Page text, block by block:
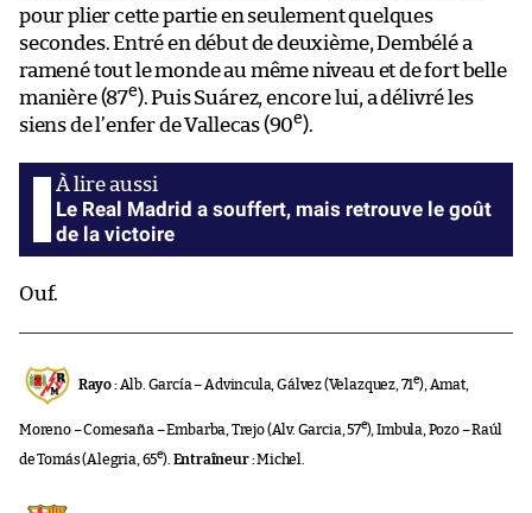
pour plier cette partie en seulement quelques
secondes. Entré en début de deuxième, Dembélé a
ramené tout le monde au même niveau et de fort belle
manière (87e). Puis Suárez, encore lui, a délivré les
siens de l’enfer de Vallecas (90e).
Le Real Madrid a souffert, mais retrouve le goût
de la victoire
Ouf.
Rayo :Alb. García – Advincula, Gálvez (Velazquez, 71e), Amat,
Moreno – Comesaña – Embarba, Trejo (Alv. Garcia, 57e), Imbula, Pozo – Raúl
de Tomás (Alegria, 65e). Entraîneur :Michel.